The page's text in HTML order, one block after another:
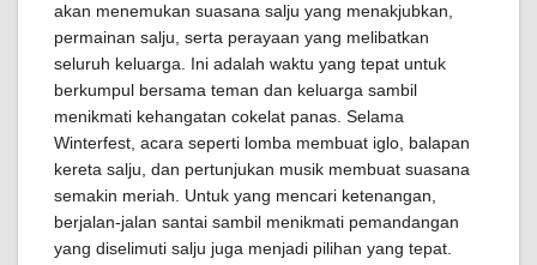
akan menemukan suasana salju yang menakjubkan,
permainan salju, serta perayaan yang melibatkan
seluruh keluarga. Ini adalah waktu yang tepat untuk
berkumpul bersama teman dan keluarga sambil
menikmati kehangatan cokelat panas. Selama
Winterfest, acara seperti lomba membuat iglo, balapan
kereta salju, dan pertunjukan musik membuat suasana
semakin meriah. Untuk yang mencari ketenangan,
berjalan-jalan santai sambil menikmati pemandangan
yang diselimuti salju juga menjadi pilihan yang tepat.